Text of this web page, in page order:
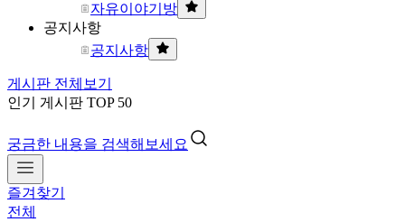
자유이야기방
공지사항
공지사항
게시판 전체보기
인기 게시판 TOP 50
궁금한 내용을 검색해보세요
즐겨찾기
전체